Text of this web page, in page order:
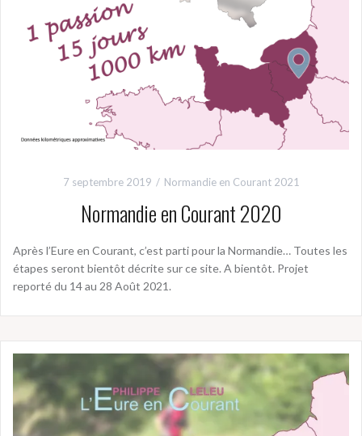
7 septembre 2019 Normandie en Courant 2021
Normandie en Courant 2020
Après l’Eure en Courant, c’est parti pour la Normandie… Toutes les
étapes seront bientôt décrite sur ce site. A bientôt. Projet
reporté du 14 au 28 Août 2021.